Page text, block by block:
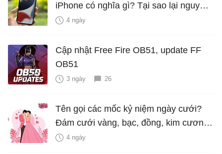
iPhone có nghĩa gì? Tại sao lại nguy
hiểm?
4 ngày
Cập nhật Free Fire OB51, update FF
OB51
3 ngày 26
Tên gọi các mốc kỷ niệm ngày cưới?
Đám cưới vàng, bạc, đồng, kim cương
là bao nhiêu năm?
4 ngày